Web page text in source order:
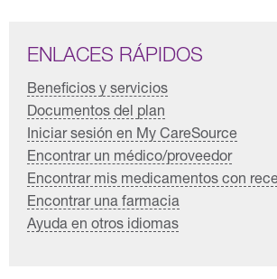
ENLACES RÁPIDOS
Beneficios y servicios
Documentos del plan
Iniciar sesión en My CareSource
Encontrar un médico/proveedor
Encontrar mis medicamentos con
Encontrar una farmacia
Ayuda en otros idiomas